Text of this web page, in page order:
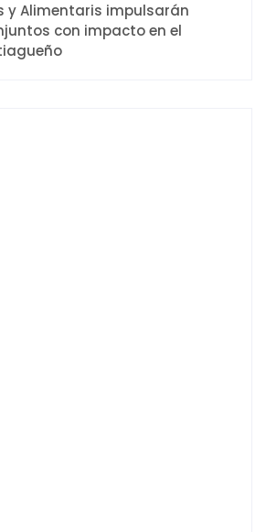
y Alimentaris impulsarán
con impacto en el